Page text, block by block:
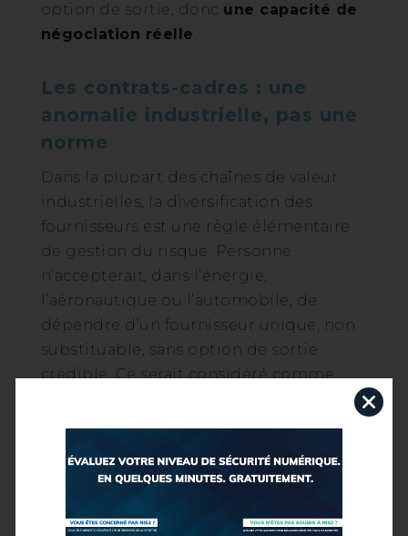
option de sortie, donc une capacité de
négociation réelle.
Les contrats-cadres : une
anomalie industrielle, pas une
norme
Dans la plupart des chaînes de valeur
industrielles, la diversification des
fournisseurs est une règle élémentaire
de gestion du risque. Personne
n’accepterait, dans l’énergie,
l’aéronautique ou l’automobile, de
dépendre d’un fournisseur unique, non
substituable, sans option de sortie
crédible. Ce serait considéré comme
acteurs américains sont souvent
modernité et de simplification. En